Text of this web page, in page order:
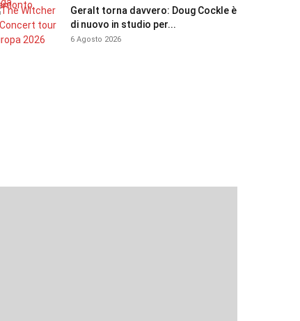
Geralt torna davvero: Doug Cockle è
di nuovo in studio per...
6 Agosto 2026